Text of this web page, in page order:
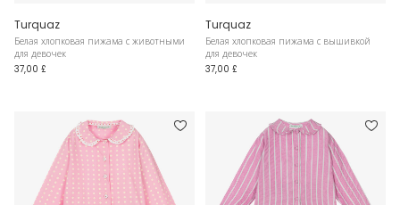
Turquaz
Белая хлопковая пижама с животными
для девочек
37,00 £
Turquaz
Белая хлопковая пижама с вышивкой
для девочек
37,00 £